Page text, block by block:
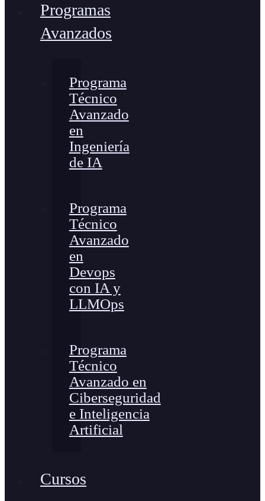
Programas
Avanzados
Programa
Técnico
Avanzado
en
Ingeniería
de IA
Programa
Técnico
Avanzado
en
Devops
con IA y
LLMOps
Programa
Técnico
Avanzado en
Ciberseguridad
e Inteligencia
Artificial
Cursos